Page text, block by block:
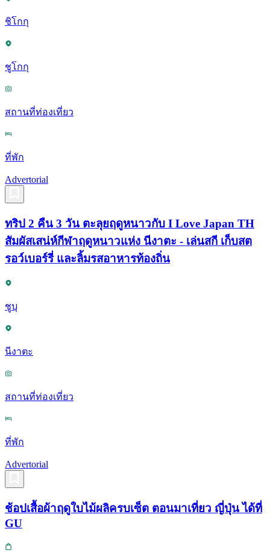
ชิโกกุ
ชูโกกุ
สถานที่ท่องเที่ยว
ที่พัก
Advertorial
ทริป 2 คืน 3 วัน ตะลุยฤดูหนาวกับ I Love Japan TH
สัมผัสเสน่ห์กีฬาฤดูหนาวแห่ง นีงาตะ - เล่นสกี เก็บสต
รอว์เบอร์รี่ และลิ้มรสอาหารท้องถิ่น
ชูบุ
นีงาตะ
สถานที่ท่องเที่ยว
ที่พัก
Advertorial
ช้อปเสื้อผ้าฤดูใบไม้ผลิครบเซ็ต ตอนมาเที่ยว ญี่ปุ่น ได้ที่
GU